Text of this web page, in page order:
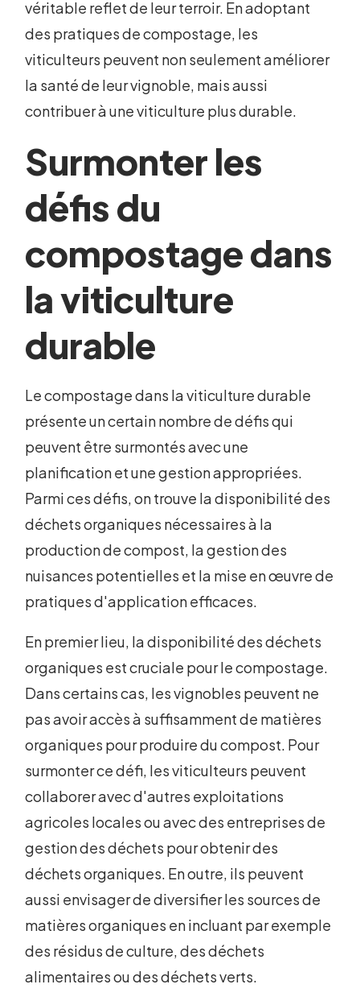
véritable reflet de leur terroir. En adoptant
des pratiques de compostage, les
viticulteurs peuvent non seulement améliorer
la santé de leur vignoble, mais aussi
contribuer à une viticulture plus durable.
Surmonter les
défis du
compostage dans
la viticulture
durable
Le compostage dans la viticulture durable
présente un certain nombre de défis qui
peuvent être surmontés avec une
planification et une gestion appropriées.
Parmi ces défis, on trouve la disponibilité des
déchets organiques nécessaires à la
production de compost, la gestion des
nuisances potentielles et la mise en œuvre de
pratiques d'application efficaces.
En premier lieu, la disponibilité des déchets
organiques est cruciale pour le compostage.
Dans certains cas, les vignobles peuvent ne
pas avoir accès à suffisamment de matières
organiques pour produire du compost. Pour
surmonter ce défi, les viticulteurs peuvent
collaborer avec d'autres exploitations
agricoles locales ou avec des entreprises de
gestion des déchets pour obtenir des
déchets organiques. En outre, ils peuvent
aussi envisager de diversifier les sources de
matières organiques en incluant par exemple
des résidus de culture, des déchets
alimentaires ou des déchets verts.